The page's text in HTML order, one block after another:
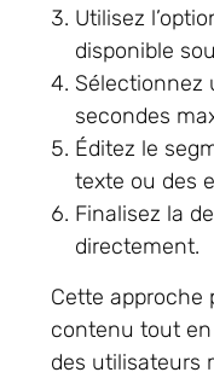
Utilisez
disponible
Sélectionnez
secondes
Éditez le
texte ou des
Finalisez la
directement.
Cette approche
contenu tout en
des utilisateurs